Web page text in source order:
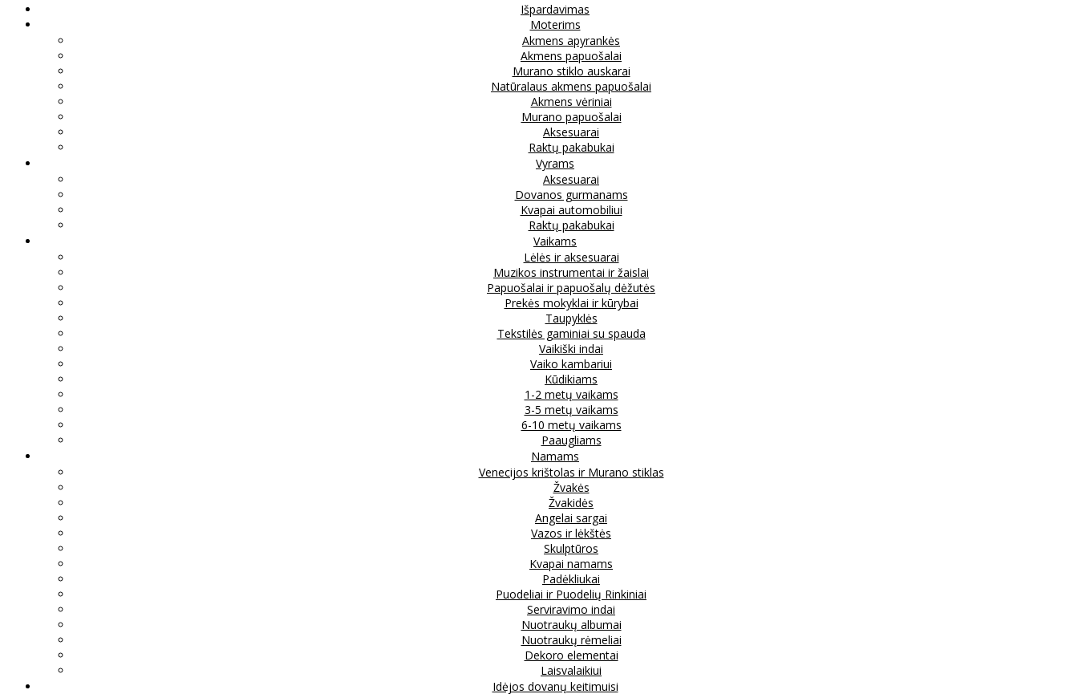
Išpardavimas
Moterims
Akmens apyrankės
Akmens papuošalai
Murano stiklo auskarai
Natūralaus akmens papuošalai
Akmens vėriniai
Murano papuošalai
Aksesuarai
Raktų pakabukai
Vyrams
Aksesuarai
Dovanos gurmanams
Kvapai automobiliui
Raktų pakabukai
Vaikams
Lėlės ir aksesuarai
Muzikos instrumentai ir žaislai
Papuošalai ir papuošalų dėžutės
Prekės mokyklai ir kūrybai
Taupyklės
Tekstilės gaminiai su spauda
Vaikiški indai
Vaiko kambariui
Kūdikiams
1-2 metų vaikams
3-5 metų vaikams
6-10 metų vaikams
Paaugliams
Namams
Venecijos krištolas ir Murano stiklas
Žvakės
Žvakidės
Angelai sargai
Vazos ir lėkštės
Skulptūros
Kvapai namams
Padėkliukai
Puodeliai ir Puodelių Rinkiniai
Serviravimo indai
Nuotraukų albumai
Nuotraukų rėmeliai
Dekoro elementai
Laisvalaikiui
Idėjos dovanų keitimuisi